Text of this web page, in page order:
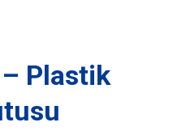
Plastik